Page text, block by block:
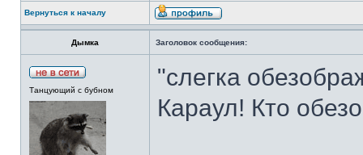
Вернуться к началу
Дымка Заголовок сообщения:
Танцующий с бубном
"слегка
Караул! Кто